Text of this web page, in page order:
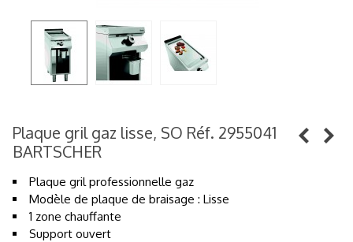
Plaque gril gaz lisse, SO Réf. 2955041
BARTSCHER
Plaque gril professionnelle gaz
Modèle de plaque de braisage : Lisse
1 zone chauffante
Support ouvert